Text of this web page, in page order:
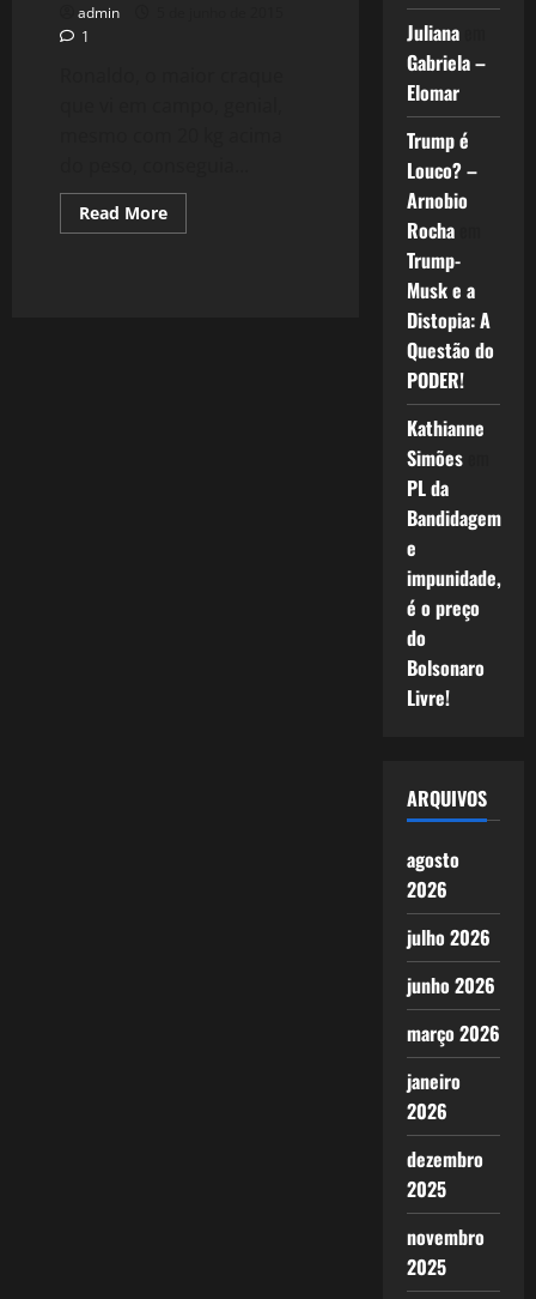
admin
1
Read MoreRead
more
Julianaem
Gabriela –
Elomar
Trump é
Louco? –
Arnobio
Rochaem
Trump-
Musk e a
Distopia: A
Questão do
PODER!
Kathianne
Simõesem
PL da
Bandidagem
e
impunidade,
é o preço
do
Bolsonaro
Livre!
ARQUIVOS
agosto
2026
julho 2026
junho 2026
março 2026
janeiro
2026
dezembro
2025
novembro
2025